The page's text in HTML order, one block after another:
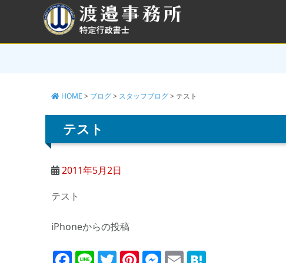
ン
HOME > ブログ> スタッフブログ> テスト
テスト
2011年5月2日
テスト
iPhoneからの投稿